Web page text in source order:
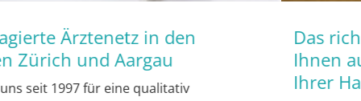
Das richtige Hausarztmodell sichert
Ihnen auch in Zukunft einen Platz bei
Ihrer Hausärztin.